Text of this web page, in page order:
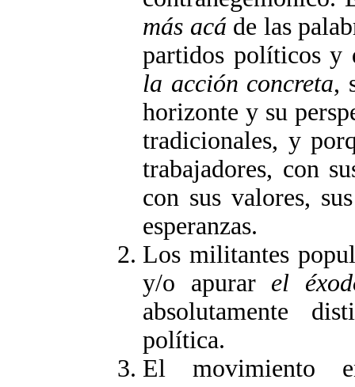
más acáde las
partidos políticos y
la acción concreta,
horizonte y su
tradicionales, y
trabajadores, con
con sus valores,
esperanzas.
Los militantes
y/o apurar el
absolutamente
política.
El movimiento